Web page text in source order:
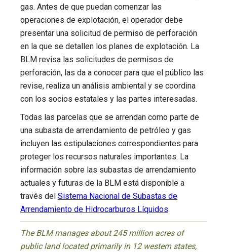
gas. Antes de que puedan comenzar las
operaciones de explotación, el operador debe
presentar una solicitud de permiso de perforación
en la que se detallen los planes de explotación. La
BLM revisa las solicitudes de permisos de
perforación, las da a conocer para que el público las
revise, realiza un análisis ambiental y se coordina
con los socios estatales y las partes interesadas.
Todas las parcelas que se arrendan como parte de
una subasta de arrendamiento de petróleo y gas
incluyen las estipulaciones correspondientes para
proteger los recursos naturales importantes. La
información sobre las subastas de arrendamiento
actuales y futuras de la BLM está disponible a
través del Sistema Nacional de Subastas de
Arrendamiento de Hidrocarburos Líquidos.
The BLM manages about 245 million acres of
public land located primarily in 12 western states,